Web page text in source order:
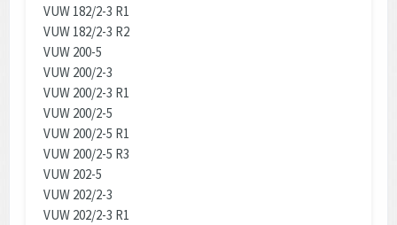
VUW 182/2-3 R1
VUW 182/2-3 R2
VUW 200-5
VUW 200/2-3
VUW 200/2-3 R1
VUW 200/2-5
VUW 200/2-5 R1
VUW 200/2-5 R3
VUW 202-5
VUW 202/2-3
VUW 202/2-3 R1